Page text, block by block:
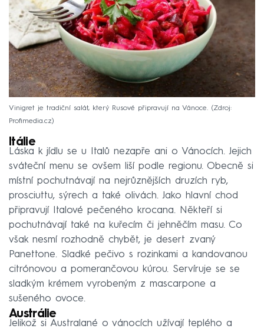
Vinigret je tradiční salát, který Rusové připravují na Vánoce.
Zdroj:
Profimedia.cz
Itálie
Láska k jídlu se u Italů nezapře ani o Vánocích. Jejich
sváteční menu se ovšem liší podle regionu. Obecně si
místní pochutnávají na nejrůznějších druzích ryb,
prosciuttu, sýrech a také olivách. Jako hlavní chod
připravují Italové pečeného krocana. Někteří si
pochutnávají také na kuřecím či jehněčím masu. Co
však nesmí rozhodně chybět, je desert zvaný
Panettone. Sladké pečivo s rozinkami a kandovanou
citrónovou a pomerančovou kúrou. Servíruje se se
sladkým krémem vyrobeným z mascarpone a
sušeného ovoce.
Austrálie
Jelikož si Australané o vánocích užívají teplého a